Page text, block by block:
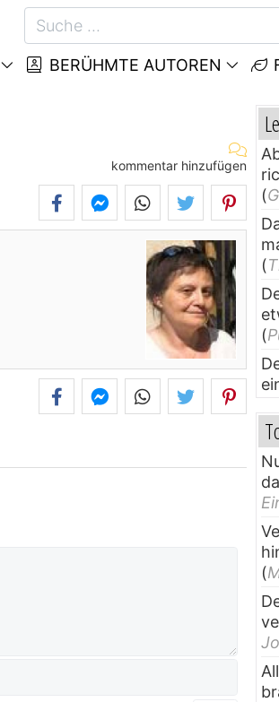
BERÜHMTE AUTOREN
kommentar hinzufügen
(
(
(
(